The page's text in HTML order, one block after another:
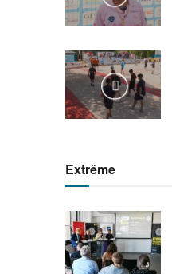
Extrême